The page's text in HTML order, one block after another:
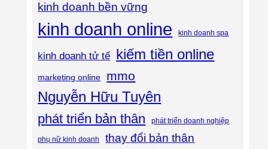
kinh doanh bền vững
kinh doanh online kinh doanh spa
kinh doanh tử tế kiếm tiền online
marketing online mmo
Nguyễn Hữu Tuyên
phát triển bản thân phát triển doanh nghiệp
phụ nữ kinh doanh thay đổi bản thân